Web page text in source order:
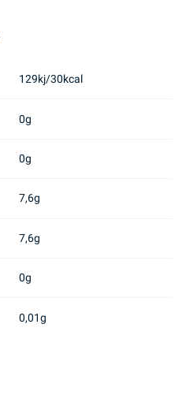
129kj/30kcal
0g
0g
7,6g
7,6g
0g
0,01g